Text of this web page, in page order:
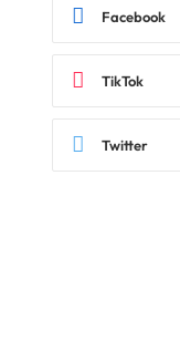
Facebook
TikTok
Twitter